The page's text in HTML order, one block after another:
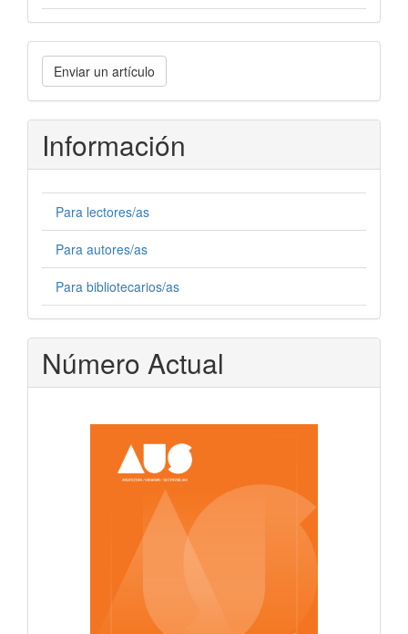
Enviar
un
artículo
Enviar un artículo
Información
Para lectores/as
Para autores/as
Para bibliotecarios/as
Número Actual